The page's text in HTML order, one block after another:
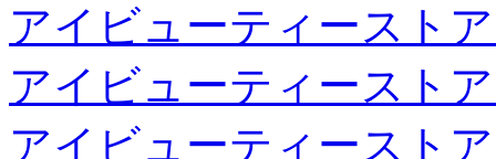
アイビューティースト
アイビューティースト
アイビューティースト